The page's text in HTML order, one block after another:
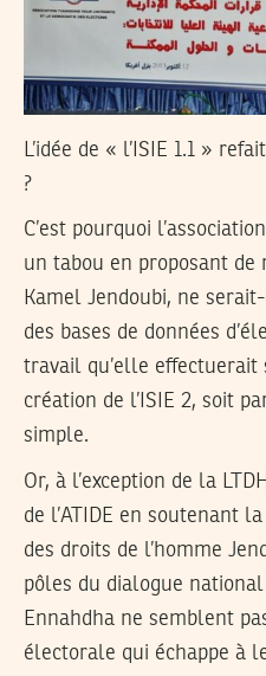
L’idée de « l’ISIE 1.1 »
?
C’est pourquoi
un tabou en proposant de
Kamel Jendoubi, ne
des bases de données
travail qu’elle
création de l’ISIE 2, soit
simple.
Or, à l’exception de la
de l’ATIDE en soutenant
des droits de l’homme
pôles du dialogue
Ennahdha ne semblent
électorale qui échappe à